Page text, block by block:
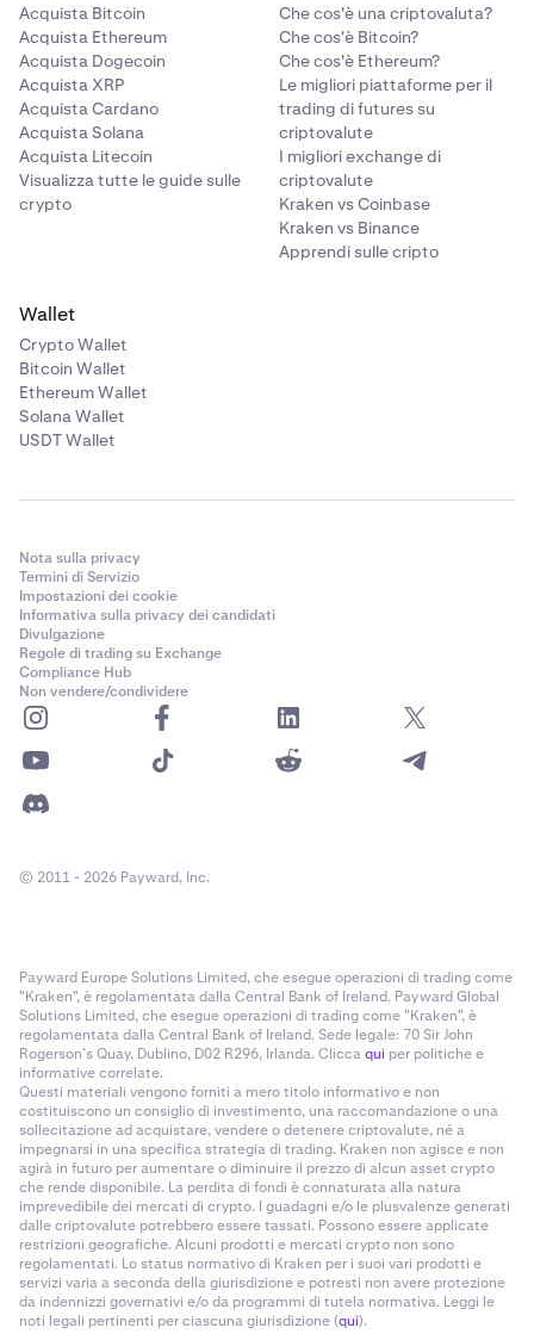
Acquista Bitcoin
Acquista Ethereum
Acquista Dogecoin
Acquista XRP
Acquista Cardano
Acquista Solana
Acquista Litecoin
Visualizza tutte le guide sulle
crypto
Che cos'è una criptovaluta?
Che cos'è Bitcoin?
Che cos'è Ethereum?
Le migliori piattaforme per il
trading di futures su
criptovalute
I migliori exchange di
criptovalute
Kraken vs Coinbase
Kraken vs Binance
Apprendi sulle cripto
Wallet
Crypto Wallet
Bitcoin Wallet
Ethereum Wallet
Solana Wallet
USDT Wallet
Nota sulla privacy
Termini di Servizio
Impostazioni dei cookie
Informativa sulla privacy dei candidati
Divulgazione
Regole di trading su Exchange
Compliance Hub
Non vendere/condividere
© 2011 - 2026 Payward, Inc.
Payward Europe Solutions Limited, che esegue operazioni di trading come
"Kraken", è regolamentata dalla Central Bank of Ireland. Payward Global
Solutions Limited, che esegue operazioni di trading come "Kraken", è
regolamentata dalla Central Bank of Ireland. Sede legale: 70 Sir John
Rogerson’s Quay, Dublino, D02 R296, Irlanda. Cliccaqui per politiche e
informative correlate.
Questi materiali vengono forniti a mero titolo informativo e non
costituiscono un consiglio di investimento, una raccomandazione o una
sollecitazione ad acquistare, vendere o detenere criptovalute, né a
impegnarsi in una specifica strategia di trading. Kraken non agisce e non
agirà in futuro per aumentare o diminuire il prezzo di alcun asset crypto
che rende disponibile. La perdita di fondi è connaturata alla natura
imprevedibile dei mercati di crypto. I guadagni e/o le plusvalenze generati
dalle criptovalute potrebbero essere tassati. Possono essere applicate
restrizioni geografiche. Alcuni prodotti e mercati crypto non sono
regolamentati. Lo status normativo di Kraken per i suoi vari prodotti e
servizi varia a seconda della giurisdizione e potresti non avere protezione
da indennizzi governativi e/o da programmi di tutela normativa. Leggi le
noti legali pertinenti per ciascuna giurisdizione (qui).